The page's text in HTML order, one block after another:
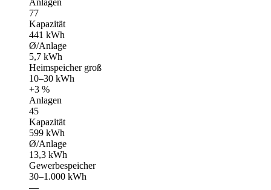
77
Kapazität
441 kWh
Ø/Anlage
5,7 kWh
Heimspeicher groß
10–30 kWh
+3 %
Anlagen
45
Kapazität
599 kWh
Ø/Anlage
13,3 kWh
Gewerbespeicher
30–1.000 kWh
—